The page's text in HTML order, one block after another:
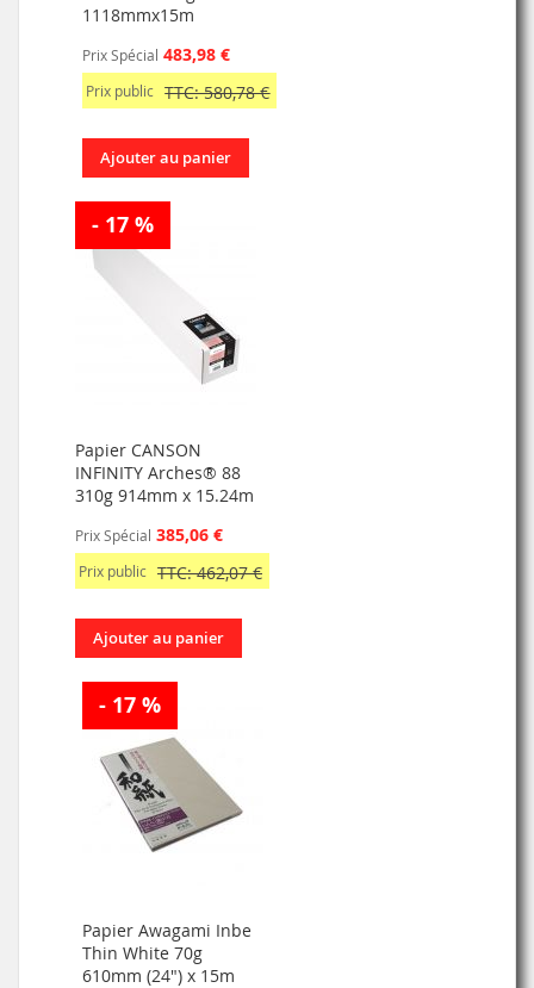
1118mmx15m
Prix Spécial 483,98 €
Prix public TTC: 580,78 €
Ajouter au panier
- 17 %
Papier CANSON
INFINITY Arches® 88
310g 914mm x 15.24m
Prix Spécial 385,06 €
Prix public TTC: 462,07 €
Ajouter au panier
- 17 %
Papier Awagami Inbe
Thin White 70g
610mm (24") x 15m